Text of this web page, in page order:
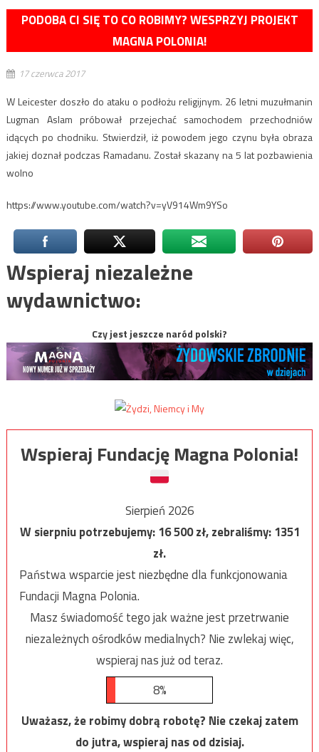
PODOBA CI SIĘ TO CO ROBIMY? WESPRZYJ PROJEKT
MAGNA POLONIA!
17 czerwca 2017
W Leicester doszło do ataku o podłożu religijnym. 26 letni muzułmanin
Lugman Aslam próbował przejechać samochodem przechodniów
idących po chodniku. Stwierdził, iż powodem jego czynu była obraza
jakiej doznał podczas Ramadanu. Został skazany na 5 lat pozbawienia
wolno
https://www.youtube.com/watch?v=yV914Wm9YSo
Wspieraj niezależne
wydawnictwo:
Czy jest jeszcze naród polski?
Wspieraj Fundację Magna Polonia!
Sierpień 2026
W sierpniu potrzebujemy:16 500zł, zebraliśmy:1351
zł.
Państwa wsparcie jest niezbędne dla funkcjonowania
Fundacji Magna Polonia.
Masz świadomość tego jak ważne jest przetrwanie
niezależnych ośrodków medialnych? Nie zwlekaj więc,
wspieraj nas już od teraz.
8%
Uważasz, że robimy dobrą robotę? Nie czekaj zatem
do jutra, wspieraj nas od dzisiaj.